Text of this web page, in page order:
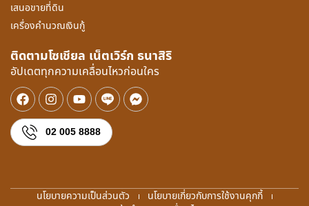
เสนอขายที่ดิน
เครื่องคำนวณเงินกู้
ติดตามโซเชียล เน็ตเวิร์ก ธนาสิริ
อัปเดตทุกความเคลื่อนไหวก่อนใคร
02 005 8888
นโยบายความเป็นส่วนตัว
นโยบายเกี่ยวกับการใช้งานคุกกี้